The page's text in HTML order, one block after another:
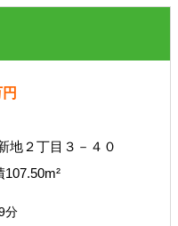
地２丁目３－４０
分